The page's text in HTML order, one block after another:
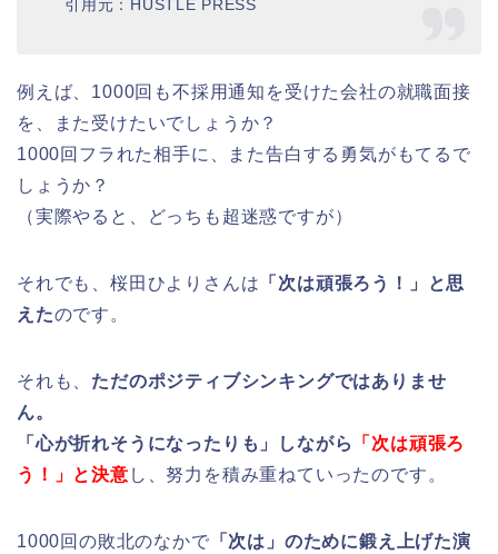
引用元：HUSTLE PRESS
例えば、1000回も不採用通知を受けた会社の就職面接
を、また受けたいでしょうか？
1000回フラれた相手に、また告白する勇気がもてるで
しょうか？
（実際やると、どっちも超迷惑ですが）
それでも、桜田ひよりさんは 「次は頑張ろう！」と思
えたのです。
それも、 ただのポジティブシンキングではありませ
ん。
「心が折れそうになったりも」しながら
「次は頑張ろ
う！」と決意 し、努力を積み重ねていったのです。
1000回の敗北のなかで 「次は」のために鍛え上げた演